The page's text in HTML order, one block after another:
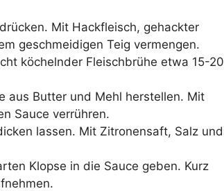
Mit Hackfleisch, gehackter
geschmeidigen Teig vermengen.
köchelnder Fleischbrühe etwa 15-20
aus Butter und Mehl herstellen. Mit
Sauce verrühren.
lassen. Mit Zitronensaft, Salz und
Klopse in die Sauce geben. Kurz